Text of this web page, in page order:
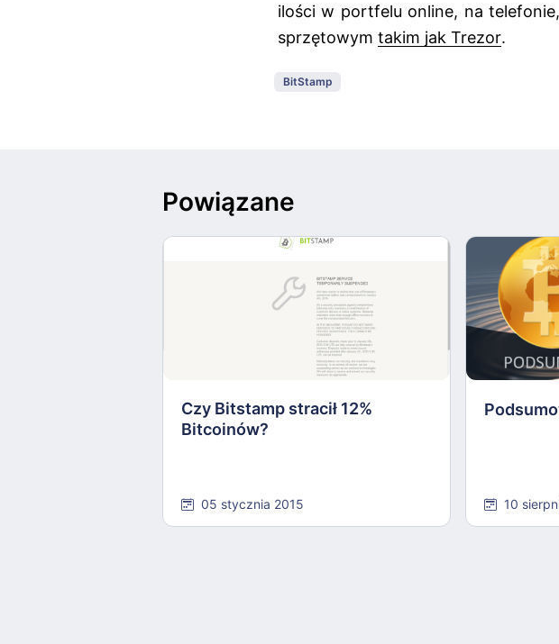
ilości w portfelu online, na
sprzętowym takim jak Trezor.
BitStamp
Powiązane
Czy Bitstamp stracił 12%
Bitcoinów?
05 stycznia 2015 10